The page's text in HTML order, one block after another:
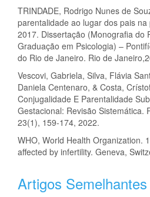
TRINDADE, Rodrigo Nunes de
parentalidade ao lugar dos pais
2017. Dissertação (Monografia do
Graduação em Psicologia) –
do Rio de Janeiro. Rio de
Vescovi, Gabriela, Silva, Flávia
Daniela Centenaro, & Costa,
Conjugalidade E Parentalidade
Gestacional: Revisão Sistemática.
23(1), 159-174, 2022.
WHO, World Health Organization.
affected by infertility. Geneva,
Artigos Semelhantes